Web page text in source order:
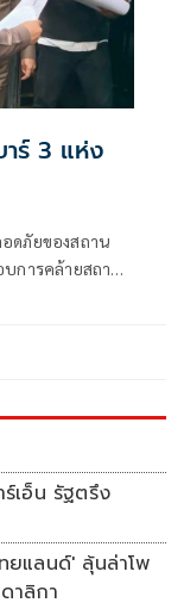
ร์ 3 แห่ง
ดภัยของสถาน
การคล้ายสถาน
ฐตรึง
ยแลนด์' ลุ้นล่าโพ
าลิกา